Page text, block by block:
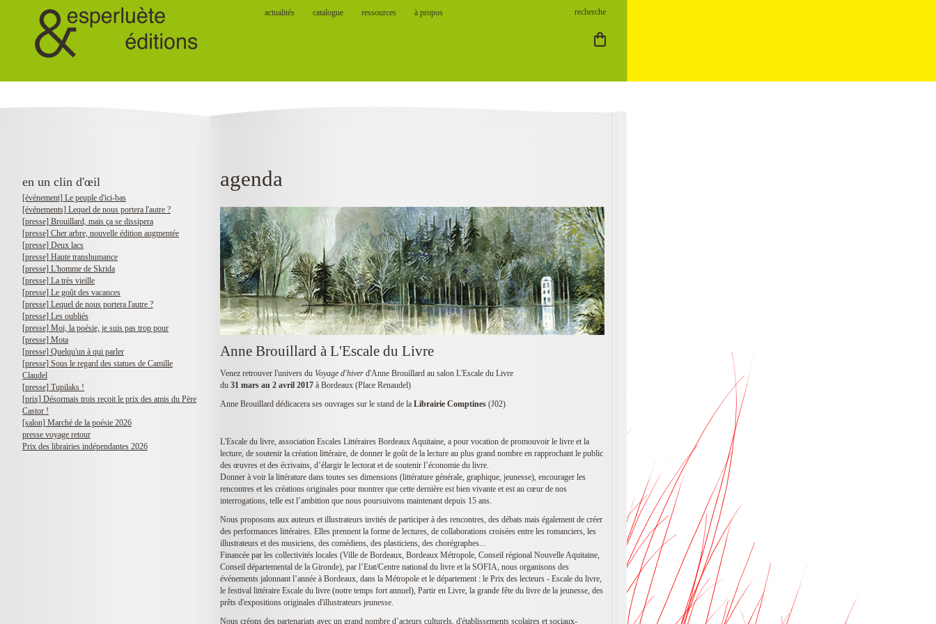
actualités catalogue ressources à propos
en un clin d'œil
[événement] Le peuple d'ici-bas
[événements] Lequel de nous portera l'autre ?
[presse] Brouillard, mais ça se dissipera
[presse] Cher arbre, nouvelle édition augmentée
[presse] Deux lacs
[presse] Haute transhumance
[presse] L'homme de Skrida
[presse] La très vieille
[presse] Le goût des vacances
[presse] Lequel de nous portera l'autre ?
[presse] Les oubliés
[presse] Moi, la poésie, je suis pas trop pour
[presse] Mota
[presse] Quelqu'un à qui parler
[presse] Sous le regard des statues de Camille
Claudel
[presse] Tupilaks !
[prix] Désormais trois reçoit le prix des amis du Père
Castor !
[salon] Marché de la poésie 2026
presse voyage retour
Prix des librairies indépendantes 2026
agenda
Anne Brouillard à L'Escale du Livre
Venez retrouver l'univers du Voyage d'hiver d'Anne Brouillard au salon L'Escale du Livre
du 31 mars au 2 avril 2017 à Bordeaux (Place Renaudel)
Anne Brouillard dédicacera ses ouvrages sur le stand de la Librairie Comptines (J02)
L'Escale du livre, association Escales Littéraires Bordeaux Aquitaine, a pour vocation de promouvoir le livre et la
lecture, de soutenir la création littéraire, de donner le goût de la lecture au plus grand nombre en rapprochant le public
des œuvres et des écrivains, d’élargir le lectorat et de soutenir l’économie du livre.
Donner à voir la littérature dans toutes ses dimensions (littérature générale, graphique, jeunesse), encourager les
rencontres et les créations originales pour montrer que cette dernière est bien vivante et est au cœur de nos
interrogations, telle est l’ambition que nous poursuivons maintenant depuis 15 ans.
Nous proposons aux auteurs et illustrateurs invités de participer à des rencontres, des débats mais également de créer
des performances littéraires. Elles prennent la forme de lectures, de collaborations croisées entre les romanciers, les
illustrateurs et des musiciens, des comédiens, des plasticiens, des chorégraphes...
Financée par les collectivités locales (Ville de Bordeaux, Bordeaux Métropole, Conseil régional Nouvelle Aquitaine,
Conseil départemental de la Gironde), par l’Etat/Centre national du livre et la SOFIA, nous organisons des
événements jalonnant l’année à Bordeaux, dans la Métropole et le département : le Prix des lecteurs - Escale du livre,
le festival littéraire Escale du livre (notre temps fort annuel), Partir en Livre, la grande fête du livre de la jeunesse, des
prêts d'expositions originales d'illustrateurs jeunesse.
Nous créons des partenariats avec un grand nombre d’acteurs culturels, d'établissements scolaires et sociaux-